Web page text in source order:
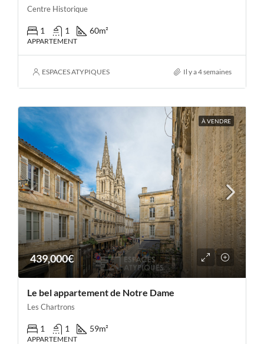
Centre Historique
1 1 60m²
APPARTEMENT
ESPACES ATYPIQUES Il y a 4 semaines
À VENDRE
439,000€
Le bel appartement de Notre Dame
Les Chartrons
1 1 59m²
APPARTEMENT